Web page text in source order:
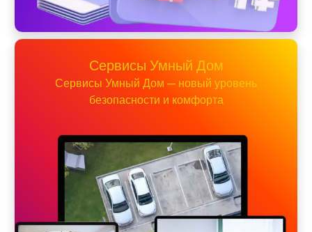
Сервисы Умный Дом
Сервисы Умный Дом — новый уровень
безопасности и комфорта